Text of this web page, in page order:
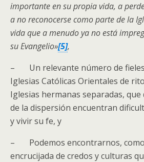
importante en su propia vida, a
a no reconocerse como parte de la
vida que a menudo ya no está
su Evangelio»[5],
– Un relevante número de fieles
Iglesias Católicas Orientales de
Iglesias hermanas separadas, que
de la dispersión encuentran
y vivir su fe, y
– Podemos encontrarnos, como
encrucijada de credos y culturas